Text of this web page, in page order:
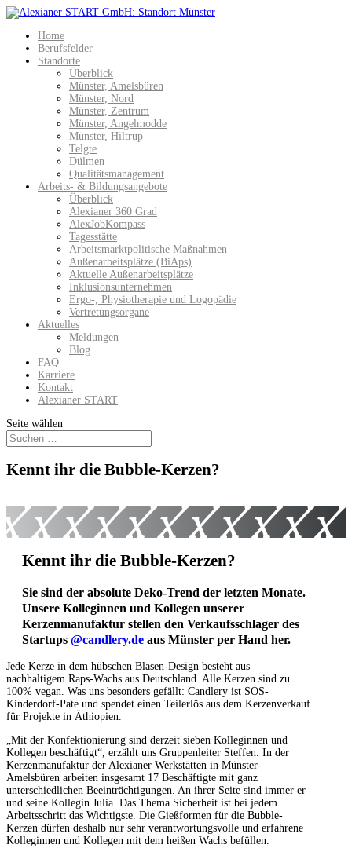
Home
Berufsfelder
Standorte
Überblick
Münster, Amelsbüren
Münster, Nord
Münster, Zentrum
Münster, Angelmodde
Münster, Hiltrup
Telgte
Dülmen
Qualitätsmanagement
Arbeits- & Bildungsangebote
Überblick
Alexianer 360 Grad
AlexJobKompass
Tagesstätte
Arbeitsmarktpolitische Maßnahmen
Außenarbeitsplätze (BiAps)​
Aktuelle Außenarbeitsplätze
Inklusionsunternehmen
Ergo-, Physiotherapie und Logopädie
Vertretungsorgane
Aktuelles
Meldungen
Blog
FAQ
Karriere
Kontakt
Alexianer START
Seite wählen
Kennt ihr die Bubble-Kerzen?
Kennt ihr die Bubble-Kerzen?
Sie sind der absolute Deko-Trend der letzten Monate.
Unsere Kolleginnen und Kollegen unserer
Kerzenmanufaktur stellen den Verkaufsschlager des
Startups @candlery.de aus Münster per Hand her.
Jede Kerze in dem hübschen Blasen-Design besteht aus
nachhaltigem Raps-Wachs aus Deutschland. Alle Kerzen sind zu
100% vegan. Was uns besonders gefällt: Candlery ist SOS-
Kinderdorf-Pate und spendet einen Teilerlös aus dem Kerzenverkauf
für Projekte in Äthiopien.
„Mit der Konfektionierung sind derzeit sieben Kolleginnen und
Kollegen beschäftigt“, erzählt uns Gruppenleiter Steffen. In der
Kerzenmanufaktur der Alexianer Werkstätten in Münster-
Amelsbüren arbeiten insgesamt 17 Beschäftigte mit ganz
unterschiedlichen Beeinträchtigungen. An ihrer Seite sind immer er
und seine Kollegin Julia. Das Thema Sicherheit ist bei jedem
Arbeitsschritt das Wichtigste. Die Gießformen für die Bubble-
Kerzen dürfen deshalb nur sehr verantwortungsvolle und erfahrene
Kolleginnen und Kollegen mit dem heißen Wachs befüllen.